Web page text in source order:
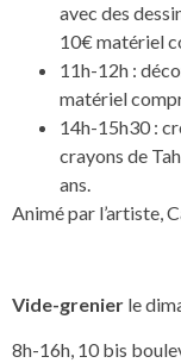
avec des
10€ matériel
11h-12h :
matériel
14h-15h30 :
crayons de
ans.
Animé par l’artiste,
Vide-grenier le
8h-16h, 10 bis